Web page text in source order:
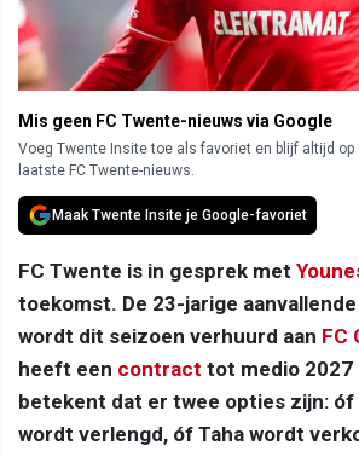
Mis geen FC Twente-nieuws via Google
Voeg Twente Insite toe als favoriet en blijf altijd op
laatste FC Twente-nieuws.
Maak Twente Insite je Google-favoriet
FC Twente is in gesprek met
toekomst. De 23-jarige
wordt dit seizoen verhuurd aan FC
heeft een contract tot medio 2027
betekent dat er twee opties zijn:
wordt verlengd, óf Taha wordt